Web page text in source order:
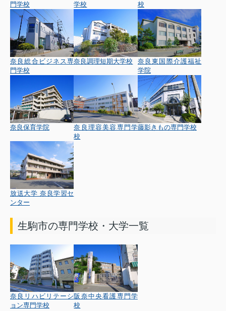
門学校
学校
校
奈良総合ビジネス専
門学校
奈良調理短期大学校
奈良東国際介護福祉
学院
奈良保育学院
奈良理容美容専門学
校
藤影きもの専門学校
放送大学 奈良学習セ
ンター
生駒市の専門学校・大学一覧
奈良リハビリテーシ
ョン専門学校
阪奈中央看護専門学
校